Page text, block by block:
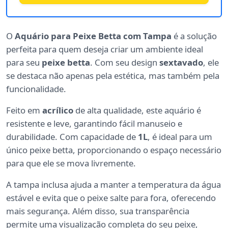
O Aquário para Peixe Betta com Tampa é a solução
perfeita para quem deseja criar um ambiente ideal
para seu peixe betta. Com seu design sextavado, ele
se destaca não apenas pela estética, mas também pela
funcionalidade.
Feito em acrílico de alta qualidade, este aquário é
resistente e leve, garantindo fácil manuseio e
durabilidade. Com capacidade de 1L, é ideal para um
único peixe betta, proporcionando o espaço necessário
para que ele se mova livremente.
A tampa inclusa ajuda a manter a temperatura da água
estável e evita que o peixe salte para fora, oferecendo
mais segurança. Além disso, sua transparência
permite uma visualização completa do seu peixe,